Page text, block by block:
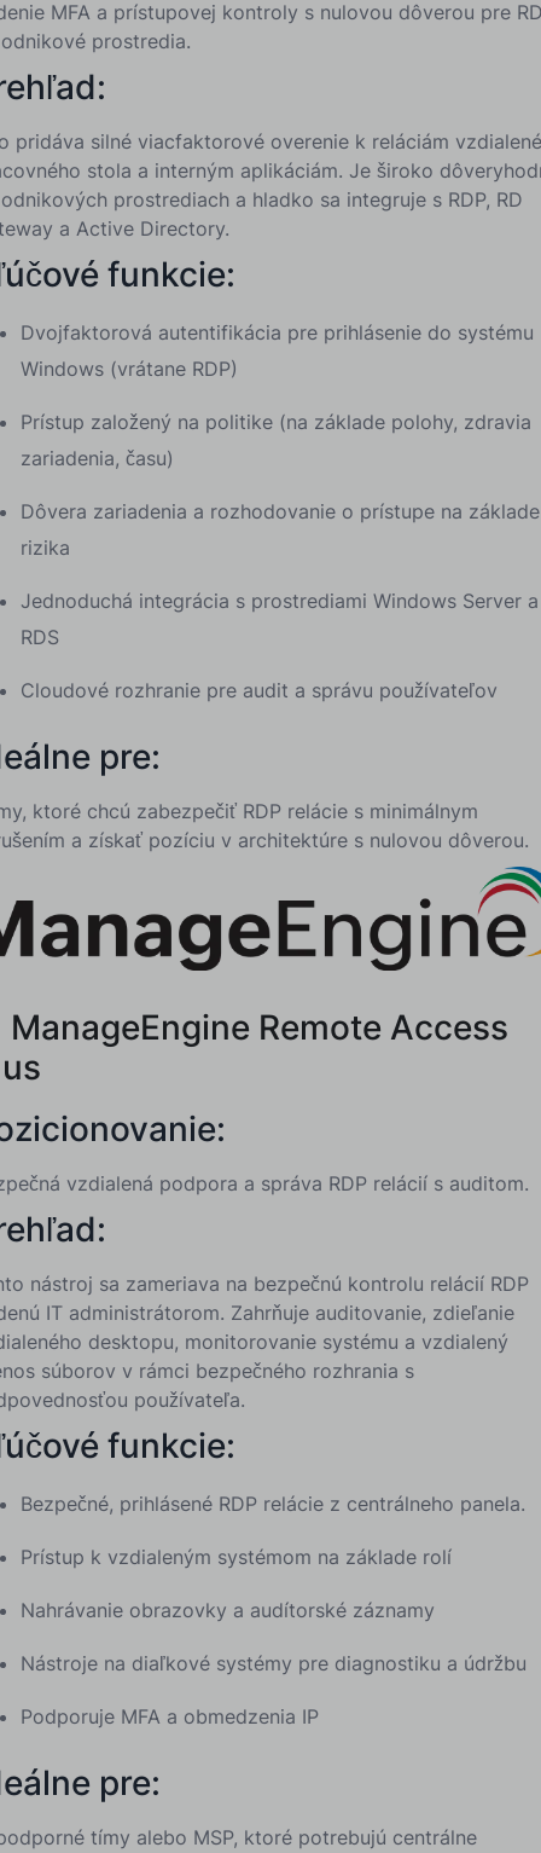
MFA a prístupovej kontroly s nulovou dôverou pre
prostredia.
pridáva silné viacfaktorové overenie k reláciám
stola a interným aplikáciám. Je široko
prostrediach a hladko sa integruje s RDP, RD
a Active Directory.
funkcie:
Dvojfaktorová autentifikácia pre prihlásenie do systému
Windows (vrátane RDP)
Prístup založený na politike (na základe polohy, zdravia
zariadenia, času)
Dôvera zariadenia a rozhodovanie o prístupe na základe
rizika
Jednoduchá integrácia s prostrediami Windows Server a
RDS
Cloudové rozhranie pre audit a správu používateľov
pre:
ktoré chcú zabezpečiť RDP relácie s minimálnym
a získať pozíciu v architektúre s nulovou dôverou.
ManageEngine Remote Access
vzdialená podpora a správa RDP relácií s auditom.
nástroj sa zameriava na bezpečnú kontrolu relácií RDP
IT administrátorom. Zahrňuje auditovanie, zdieľanie
desktopu, monitorovanie systému a vzdialený
súborov v rámci bezpečného rozhrania s
používateľa.
funkcie:
Bezpečné, prihlásené RDP relácie z centrálneho panela.
Prístup k vzdialeným systémom na základe rolí
Nahrávanie obrazovky a audítorské záznamy
Nástroje na diaľkové systémy pre diagnostiku a údržbu
Podporuje MFA a obmedzenia IP
pre:
tímy alebo MSP, ktoré potrebujú centrálne